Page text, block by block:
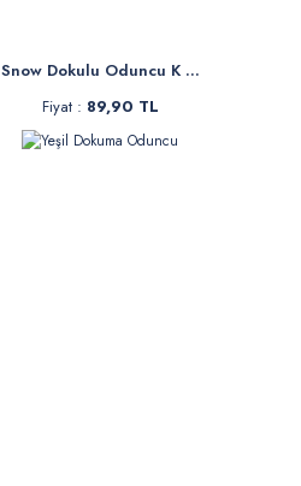
Snow Dokulu Oduncu K ...
Fiyat : 89,90 TL